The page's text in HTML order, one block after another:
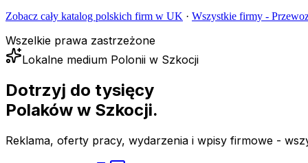
Zobacz cały katalog polskich firm w UK · Wszystkie firmy -
Wszelkie prawa zastrzeżone
Lokalne medium Polonii w Szkocji
Dotrzyj do tysięcy
Polaków w Szkocji.
Reklama, oferty pracy, wydarzenia i wpisy firmowe -